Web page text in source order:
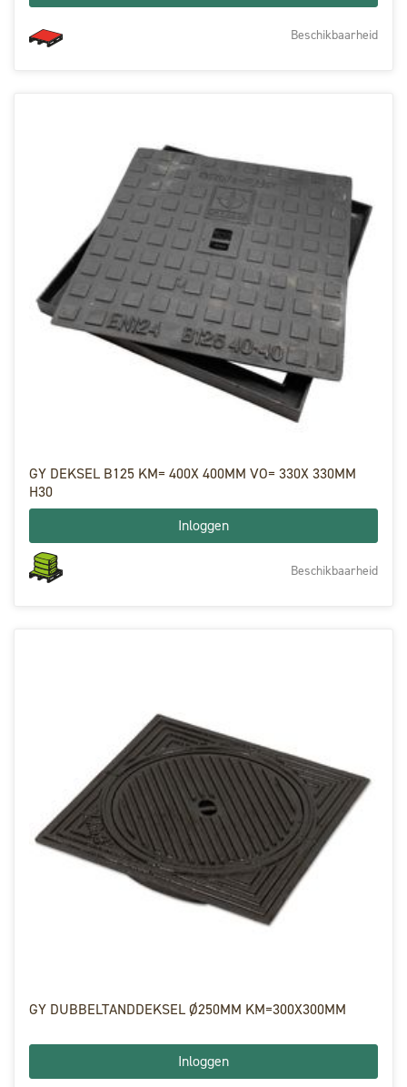
Beschikbaarheid
GY DEKSEL B125 KM= 400X 400MM VO= 330X 330MM
H30
Inloggen
Beschikbaarheid
GY DUBBELTANDDEKSEL Ø250MM KM=300X300MM
Inloggen